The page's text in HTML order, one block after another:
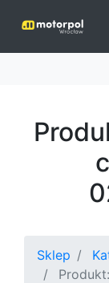
Sklep